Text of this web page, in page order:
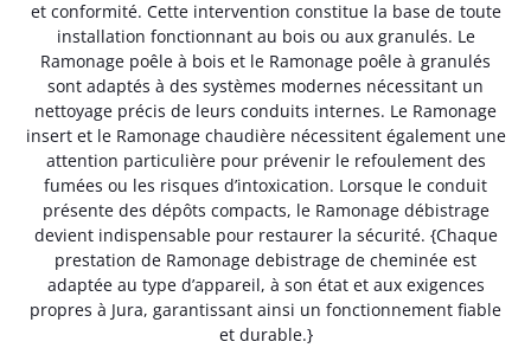
et conformité. Cette intervention constitue la base de toute
installation fonctionnant au bois ou aux granulés. Le
Ramonage poêle à bois et le Ramonage poêle à granulés
sont adaptés à des systèmes modernes nécessitant un
nettoyage précis de leurs conduits internes. Le Ramonage
insert et le Ramonage chaudière nécessitent également une
attention particulière pour prévenir le refoulement des
fumées ou les risques d’intoxication. Lorsque le conduit
présente des dépôts compacts, le Ramonage débistrage
devient indispensable pour restaurer la sécurité. {Chaque
prestation de Ramonage debistrage de cheminée est
adaptée au type d’appareil, à son état et aux exigences
propres à Jura, garantissant ainsi un fonctionnement fiable
et durable.}